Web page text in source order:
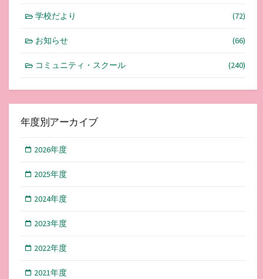
学校だより (72)
お知らせ (66)
コミュニティ・スクール (240)
年度別アーカイブ
2026年度
2025年度
2024年度
2023年度
2022年度
2021年度